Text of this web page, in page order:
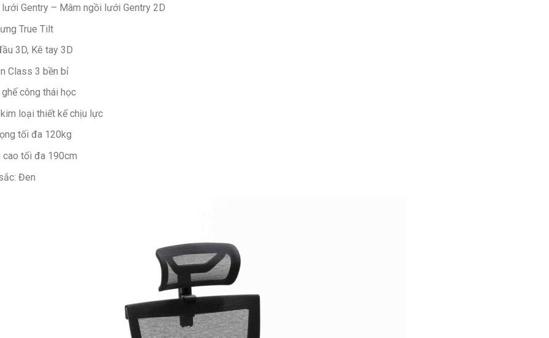
Gentry – Mâm ngồi lưới Gentry 2D
True Tilt
3D, Kê tay 3D
Class 3 bền bỉ
công thái học
kim loại thiết kế chịu lực
tối đa 120kg
cao tối đa 190cm
Đen